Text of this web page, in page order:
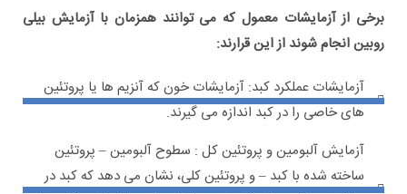
برخی از آزمایشات معمول که می توانند همزمان با آزمایش بیلی
روبین انجام شوند از این قرارند:
آزمایشات عملکرد کبد: آزمایشات خون که آنزیم ها یا پروتئین
های خاصی را در کبد اندازه می گیرند.
آزمایش آلبومین و پروتئین کل : سطوح آلبومین – پروتئین
ساخته شده با کبد – و پروتئین کلی، نشان می دهد که کبد در